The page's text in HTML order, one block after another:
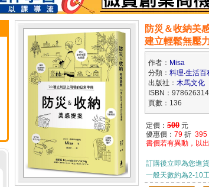
防災＆收納美
建立輕鬆無壓
作者： Misa
分類： 料理‧生活百
出版社： 木馬文化
ISBN：
頁數：136
定價： 500 元
優惠價： 79 折 395
書價若有異動，以
訂購後立即為您進
一般天數約為2-10